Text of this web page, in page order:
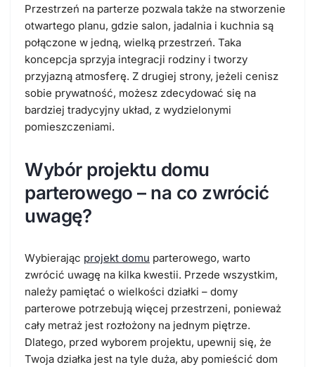
Przestrzeń na parterze pozwala także na stworzenie
otwartego planu, gdzie salon, jadalnia i kuchnia są
połączone w jedną, wielką przestrzeń. Taka
koncepcja sprzyja integracji rodziny i tworzy
przyjazną atmosferę. Z drugiej strony, jeżeli cenisz
sobie prywatność, możesz zdecydować się na
bardziej tradycyjny układ, z wydzielonymi
pomieszczeniami.
Wybór projektu domu
parterowego – na co zwrócić
uwagę?
Wybierając projekt domu parterowego, warto
zwrócić uwagę na kilka kwestii. Przede wszystkim,
należy pamiętać o wielkości działki – domy
parterowe potrzebują więcej przestrzeni, ponieważ
cały metraż jest rozłożony na jednym piętrze.
Dlatego, przed wyborem projektu, upewnij się, że
Twoja działka jest na tyle duża, aby pomieścić dom